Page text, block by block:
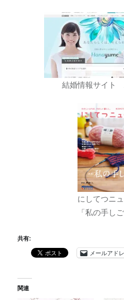
結婚情報サイト
にしてつニ
「私の手しご
共有:
メールアド
関連